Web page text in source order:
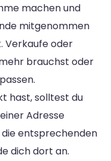
machen und
mitgenommen
Verkaufe oder
brauchst oder
hast, solltest du
Adresse
entsprechenden
dich dort an.